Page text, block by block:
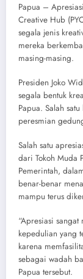
Papua –
Creative Hub
segala jenis
mereka
masing-masing.
Presiden Joko
segala bentuk
Papua. Salah
peresmian
Salah satu
dari Tokoh Muda
Pemerintah,
benar-benar
mampu terus
“Apresiasi
kepedulian yang
karena
sebagai wadah
Papua tersebut.